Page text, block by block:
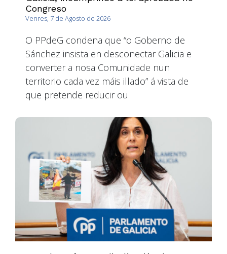
Congreso
Venres, 7 de Agosto de 2026
O PPdeG condena que “o Goberno de
Sánchez insista en desconectar Galicia e
converter a nosa Comunidade nun
territorio cada vez máis illado” á vista de
que pretende reducir ou